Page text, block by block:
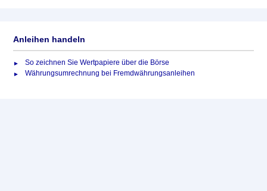
Anleihen handeln
So zeichnen Sie Wertpapiere über die Börse
Währungsumrechnung bei Fremdwährungsanleihen